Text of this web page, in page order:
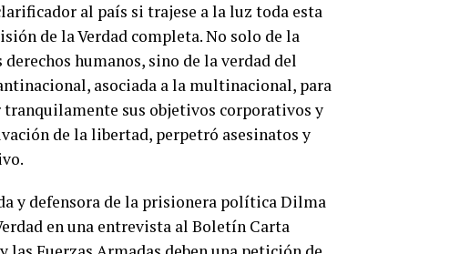
al país si trajese a la luz toda esta
de la Verdad completa. No solo de la
humanos, sino de la verdad del
asociada a la multinacional, para
sus objetivos corporativos y
de la libertad, perpetró asesinatos y
y defensora de la prisionera política Dilma
en una entrevista al Boletín Carta